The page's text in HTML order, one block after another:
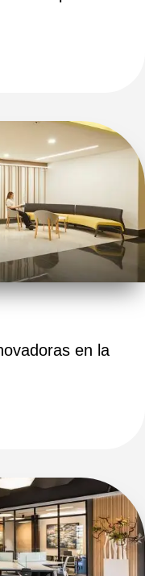
en la